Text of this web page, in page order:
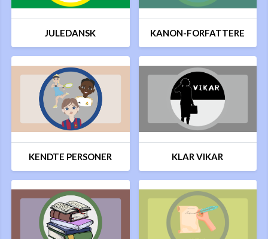
JULEDANSK KANON-FORFATTERE
KENDTE PERSONER KLAR VIKAR